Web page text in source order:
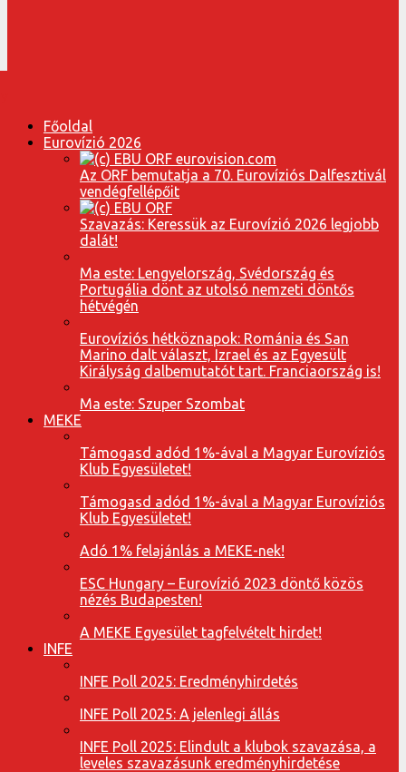
Főoldal
Eurovízió 2026
Az ORF bemutatja a 70. Eurovíziós Dalfesztivál
vendégfellépőit
Szavazás: Keressük az Eurovízió 2026 legjobb
dalát!
Ma este: Lengyelország, Svédország és
Portugália dönt az utolsó nemzeti döntős
hétvégén
Eurovíziós hétköznapok: Románia és San
Marino dalt választ, Izrael és az Egyesült
Királyság dalbemutatót tart. Franciaország is!
Ma este: Szuper Szombat
MEKE
Támogasd adód 1%-ával a Magyar Eurovíziós
Klub Egyesületet!
Támogasd adód 1%-ával a Magyar Eurovíziós
Klub Egyesületet!
Adó 1% felajánlás a MEKE-nek!
ESC Hungary – Eurovízió 2023 döntő közös
nézés Budapesten!
A MEKE Egyesület tagfelvételt hirdet!
INFE
INFE Poll 2025: Eredményhirdetés
INFE Poll 2025: A jelenlegi állás
INFE Poll 2025: Elindult a klubok szavazása, a
leveles szavazásunk eredményhirdetése